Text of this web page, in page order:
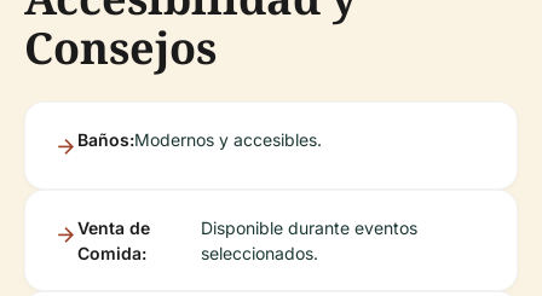
Consejos
Baños:Modernos y accesibles.
Venta de
Comida:
Disponible durante eventos
seleccionados.